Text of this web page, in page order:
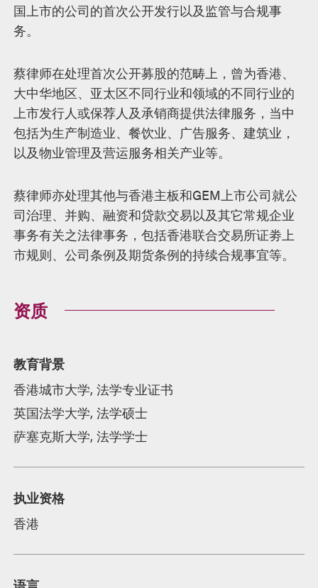
国上市的公司的首次公开发行以及监管与合规事
务。
蔡律师在处理首次公开募股的范畴上，曾为香港、
大中华地区、亚太区不同行业和领域的不同行业的
上市发行人或保荐人及承销商提供法律服务，当中
包括为生产制造业、餐饮业、广告服务、建筑业，
以及物业管理及营运服务相关产业等。
蔡律师亦处理其他与香港主板和GEM上市公司就公
司治理、并购、融资和贷款交易以及其它常规企业
事务有关之法律事务，包括香港联合交易所证劵上
市规则、公司条例及期货条例的持续合规事宜等。
资质
教育背景
香港城市大学, 法学专业证书
英国法学大学, 法学硕士
萨塞克斯大学, 法学学士
执业资格
香港